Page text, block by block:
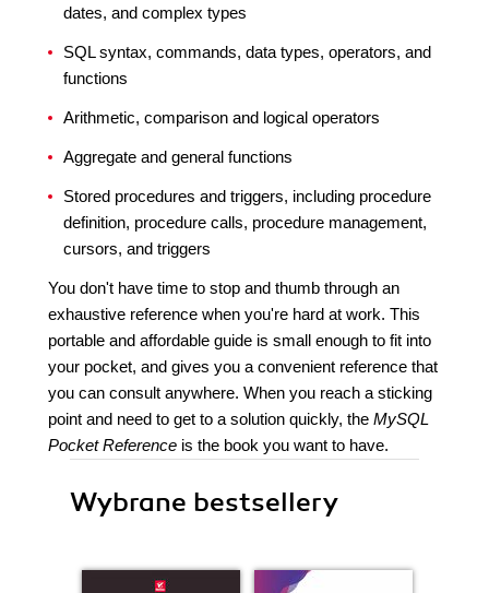
dates, and complex types
SQL syntax, commands, data types, operators, and
functions
Arithmetic, comparison and logical operators
Aggregate and general functions
Stored procedures and triggers, including procedure
definition, procedure calls, procedure management,
cursors, and triggers
You don't have time to stop and thumb through an
exhaustive reference when you're hard at work. This
portable and affordable guide is small enough to fit into
your pocket, and gives you a convenient reference that
you can consult anywhere. When you reach a sticking
point and need to get to a solution quickly, the MySQL
Pocket Reference is the book you want to have.
Wybrane bestsellery